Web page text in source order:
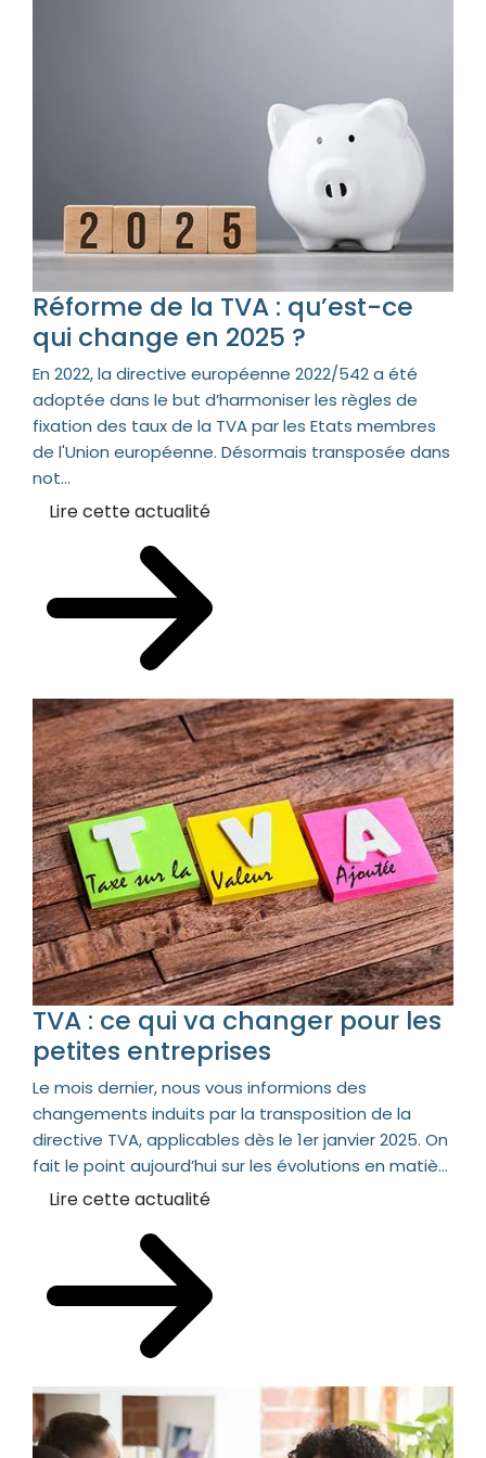
Réforme de la TVA : qu’est-ce
qui change en 2025 ?
En 2022, la directive européenne 2022/542 a été
adoptée dans le but d’harmoniser les règles de
fixation des taux de la TVA par les Etats membres
de l'Union européenne. Désormais transposée dans
not...
Lire cette actualité
TVA : ce qui va changer pour les
petites entreprises
Le mois dernier, nous vous informions des
changements induits par la transposition de la
directive TVA, applicables dès le 1er janvier 2025. On
fait le point aujourd’hui sur les évolutions en matiè...
Lire cette actualité